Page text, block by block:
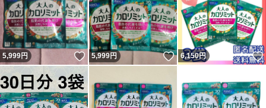
5,999円 いいね！
5,999円 いいね！
6,150円